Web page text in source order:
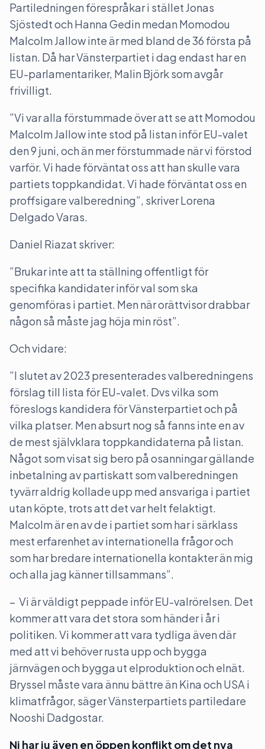
Partiledningen förespråkar i stället Jonas
Sjöstedt och Hanna Gedin medan Momodou
Malcolm Jallow inte är med bland de 36 första på
listan. Då har Vänsterpartiet i dag endast har en
EU-parlamentariker, Malin Björk som avgår
frivilligt.
”Vi var alla förstummade över att se att Momodou
Malcolm Jallow inte stod på listan inför EU-valet
den 9 juni, och än mer förstummade när vi förstod
varför. Vi hade förväntat oss att han skulle vara
partiets toppkandidat. Vi hade förväntat oss en
proffsigare valberedning”, skriver Lorena
Delgado Varas.
Daniel Riazat skriver:
”Brukar inte att ta ställning offentligt för
specifika kandidater inför val som ska
genomföras i partiet. Men när orättvisor drabbar
någon så måste jag höja min röst”.
Och vidare:
”I slutet av 2023 presenterades valberedningens
förslag till lista för EU-valet. Dvs vilka som
föreslogs kandidera för Vänsterpartiet och på
vilka platser. Men absurt nog så fanns inte en av
de mest självklara toppkandidaterna på listan.
Något som visat sig bero på osanningar gällande
inbetalning av partiskatt som valberedningen
tyvärr aldrig kollade upp med ansvariga i partiet
utan köpte, trots att det var helt felaktigt.
Malcolm är en av de i partiet som har i särklass
mest erfarenhet av internationella frågor och
som har bredare internationella kontakter än mig
och alla jag känner tillsammans”.
– Vi är väldigt peppade inför EU-valrörelsen. Det
kommer att vara det stora som händer i år i
politiken. Vi kommer att vara tydliga även där
med att vi behöver rusta upp och bygga
järnvägen och bygga ut elproduktion och elnät.
Bryssel måste vara ännu bättre än Kina och USA i
klimatfrågor, säger Vänsterpartiets partiledare
Nooshi Dadgostar.
Ni har ju även en öppen konflikt om det nya